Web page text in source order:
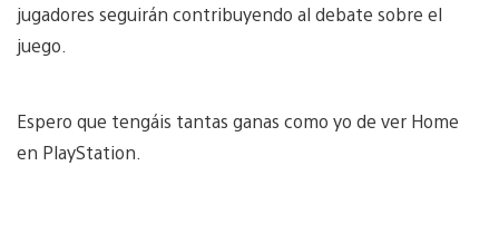
jugadores seguirán contribuyendo al debate sobre el
juego.
Espero que tengáis tantas ganas como yo de ver Home
en PlayStation.